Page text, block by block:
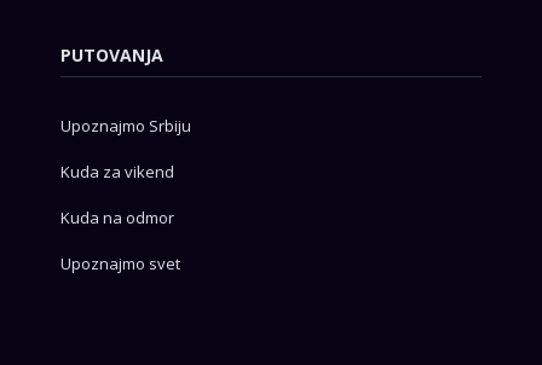
PUTOVANJA
Upoznajmo Srbiju
Kuda za vikend
Kuda na odmor
Upoznajmo svet